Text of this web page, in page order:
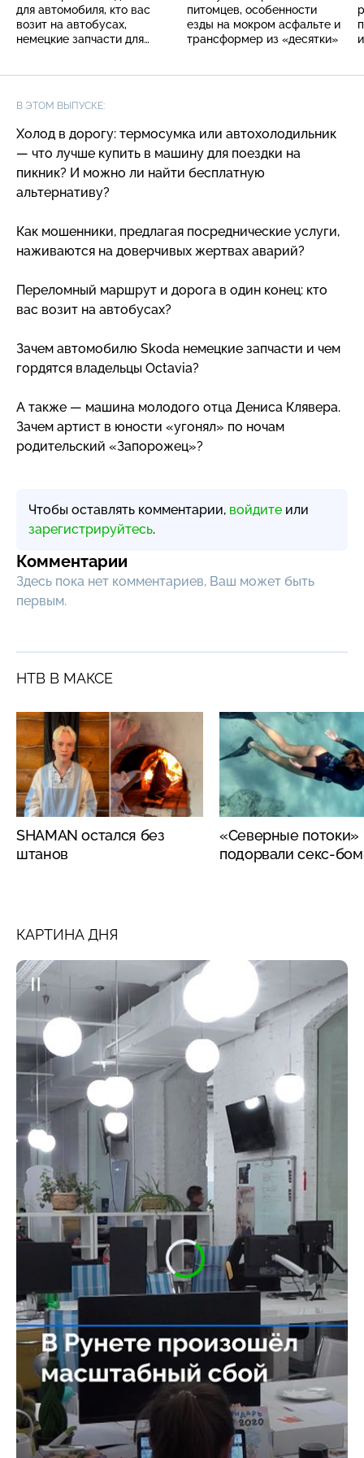
для автомобиля, кто вас
возит на автобусах,
немецкие запчасти для
питомцев, особенности
езды на мокром асфальте и
трансформер из «десятки»
В ЭТОМ ВЫПУСКЕ:
Холод в дорогу: термосумка или автохолодильник
— что лучше купить в машину для поездки на
пикник? И можно ли найти бесплатную
альтернативу?
Как мошенники, предлагая посреднические услуги,
наживаются на доверчивых жертвах аварий?
Переломный маршрут и дорога в один конец: кто
вас возит на автобусах?
Зачем автомобилю Skoda немецкие запчасти и чем
гордятся владельцы Octavia?
А также — машина молодого отца Дениса Клявера.
Зачем артист в юности «угонял» по ночам
родительский «Запорожец»?
Чтобы оставлять комментарии, войдите или
зарегистрируйтесь.
Комментарии
Здесь пока нет комментариев, Ваш может быть
первым.
НТВ В МАКСЕ
SHAMAN остался без
штанов
«Северные потоки»
подорвали секс-
КАРТИНА ДНЯ